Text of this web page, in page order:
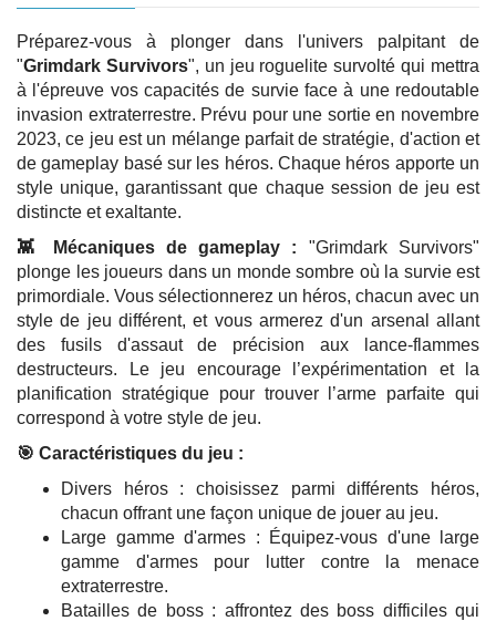
Préparez-vous à plonger dans l'univers palpitant de
"Grimdark Survivors", un jeu roguelite survolté qui mettra
à l'épreuve vos capacités de survie face à une redoutable
invasion extraterrestre. Prévu pour une sortie en novembre
2023, ce jeu est un mélange parfait de stratégie, d'action et
de gameplay basé sur les héros. Chaque héros apporte un
style unique, garantissant que chaque session de jeu est
distincte et exaltante.
👾 Mécaniques de gameplay : "Grimdark Survivors"
plonge les joueurs dans un monde sombre où la survie est
primordiale. Vous sélectionnerez un héros, chacun avec un
style de jeu différent, et vous armerez d'un arsenal allant
des fusils d'assaut de précision aux lance-flammes
destructeurs. Le jeu encourage l’expérimentation et la
planification stratégique pour trouver l’arme parfaite qui
correspond à votre style de jeu.
🎯 Caractéristiques du jeu :
Divers héros : choisissez parmi différents héros,
chacun offrant une façon unique de jouer au jeu.
Large gamme d'armes : Équipez-vous d'une large
gamme d'armes pour lutter contre la menace
extraterrestre.
Batailles de boss : affrontez des boss difficiles qui